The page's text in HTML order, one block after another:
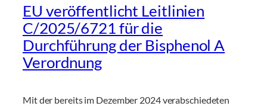
EU veröffentlicht Leitlinien
C/2025/6721 für die
Durchführung der Bisphenol A
Verordnung
Mit der bereits im Dezember 2024 verabschiedeten